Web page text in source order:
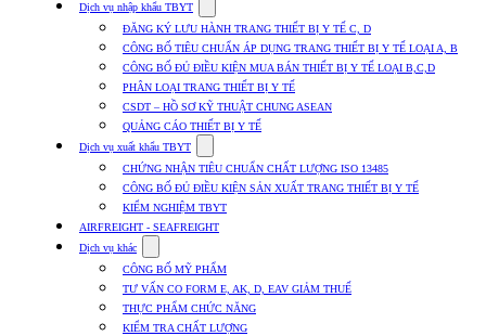
Dịch vụ nhập khẩu TBYT
submenu
for
Dịch
vụ
nhập
khẩu
TBYT
ĐĂNG KÝ LƯU HÀNH TRANG THIẾT BỊ Y TẾ C, D
CÔNG BỐ TIÊU CHUẨN ÁP DỤNG TRANG THIẾT BỊ Y TẾ LOẠI A, B
CÔNG BỐ ĐỦ ĐIỀU KIỆN MUA BÁN THIẾT BỊ Y TẾ LOẠI B,C,D
PHÂN LOẠI TRANG THIẾT BỊ Y TẾ
CSDT – HỒ SƠ KỸ THUẬT CHUNG ASEAN
QUẢNG CÁO THIẾT BỊ Y TẾ
Dịch vụ xuất khẩu TBYT
submenu
for
Dịch
vụ
xuất
TBYT
CHỨNG NHẬN TIÊU CHUẨN CHẤT LƯỢNG ISO 13485
CÔNG BỐ ĐỦ ĐIỀU KIỆN SẢN XUẤT TRANG THIẾT BỊ Y TẾ
KIỂM NGHIỆM TBYT
AIRFREIGHT - SEAFREIGHT
Dịch vụ khác
submenu
for
Dịch
vụ
khác
CÔNG BỐ MỸ PHẨM
TƯ VẤN CO FORM E, AK, D, EAV GIẢM THUẾ
THỰC PHẨM CHỨC NĂNG
KIỂM TRA CHẤT LƯỢNG